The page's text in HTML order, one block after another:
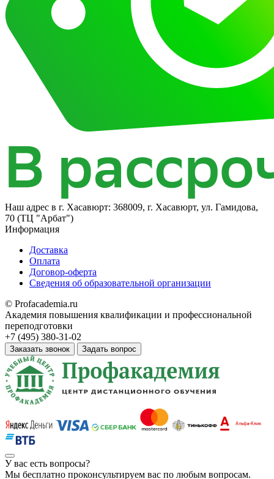
Наш адрес в г. Хасавюрт: 368009, г. Хасавюрт, ул. Гамидова,
70 (ТЦ "Арбат")
Информация
Доставка
Оплата
Договор-оферта
Сведения об образовательной организации
© Profacademia.ru
Академия повышения квалификации и профессиональной
переподготовки
+7 (495) 380-31-02
Заказать звонок Задать вопрос
У вас есть вопросы?
Мы бесплатно проконсультируем вас по любым вопросам.